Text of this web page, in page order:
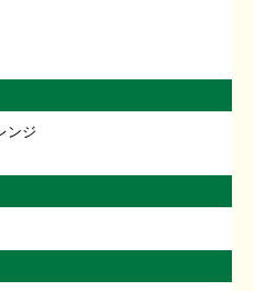
ンジ